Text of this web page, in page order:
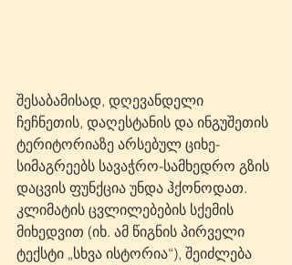
შესაბამისად, დღევანდელი
ჩეჩნეთის, დაღესტანის და ინგუშეთის
ტერიტორიაზე არსებულ ციხე-
სიმაგრეებს სავაჭრო-სამხედრო გზის
დაცვის ფუნქცია უნდა ჰქონოდათ.
კლიმატის ცვლილებების სქემის
მიხედვით (იხ. ამ წიგნის პირველი
ტექსტი „სხვა ისტორია“), შეიძლება